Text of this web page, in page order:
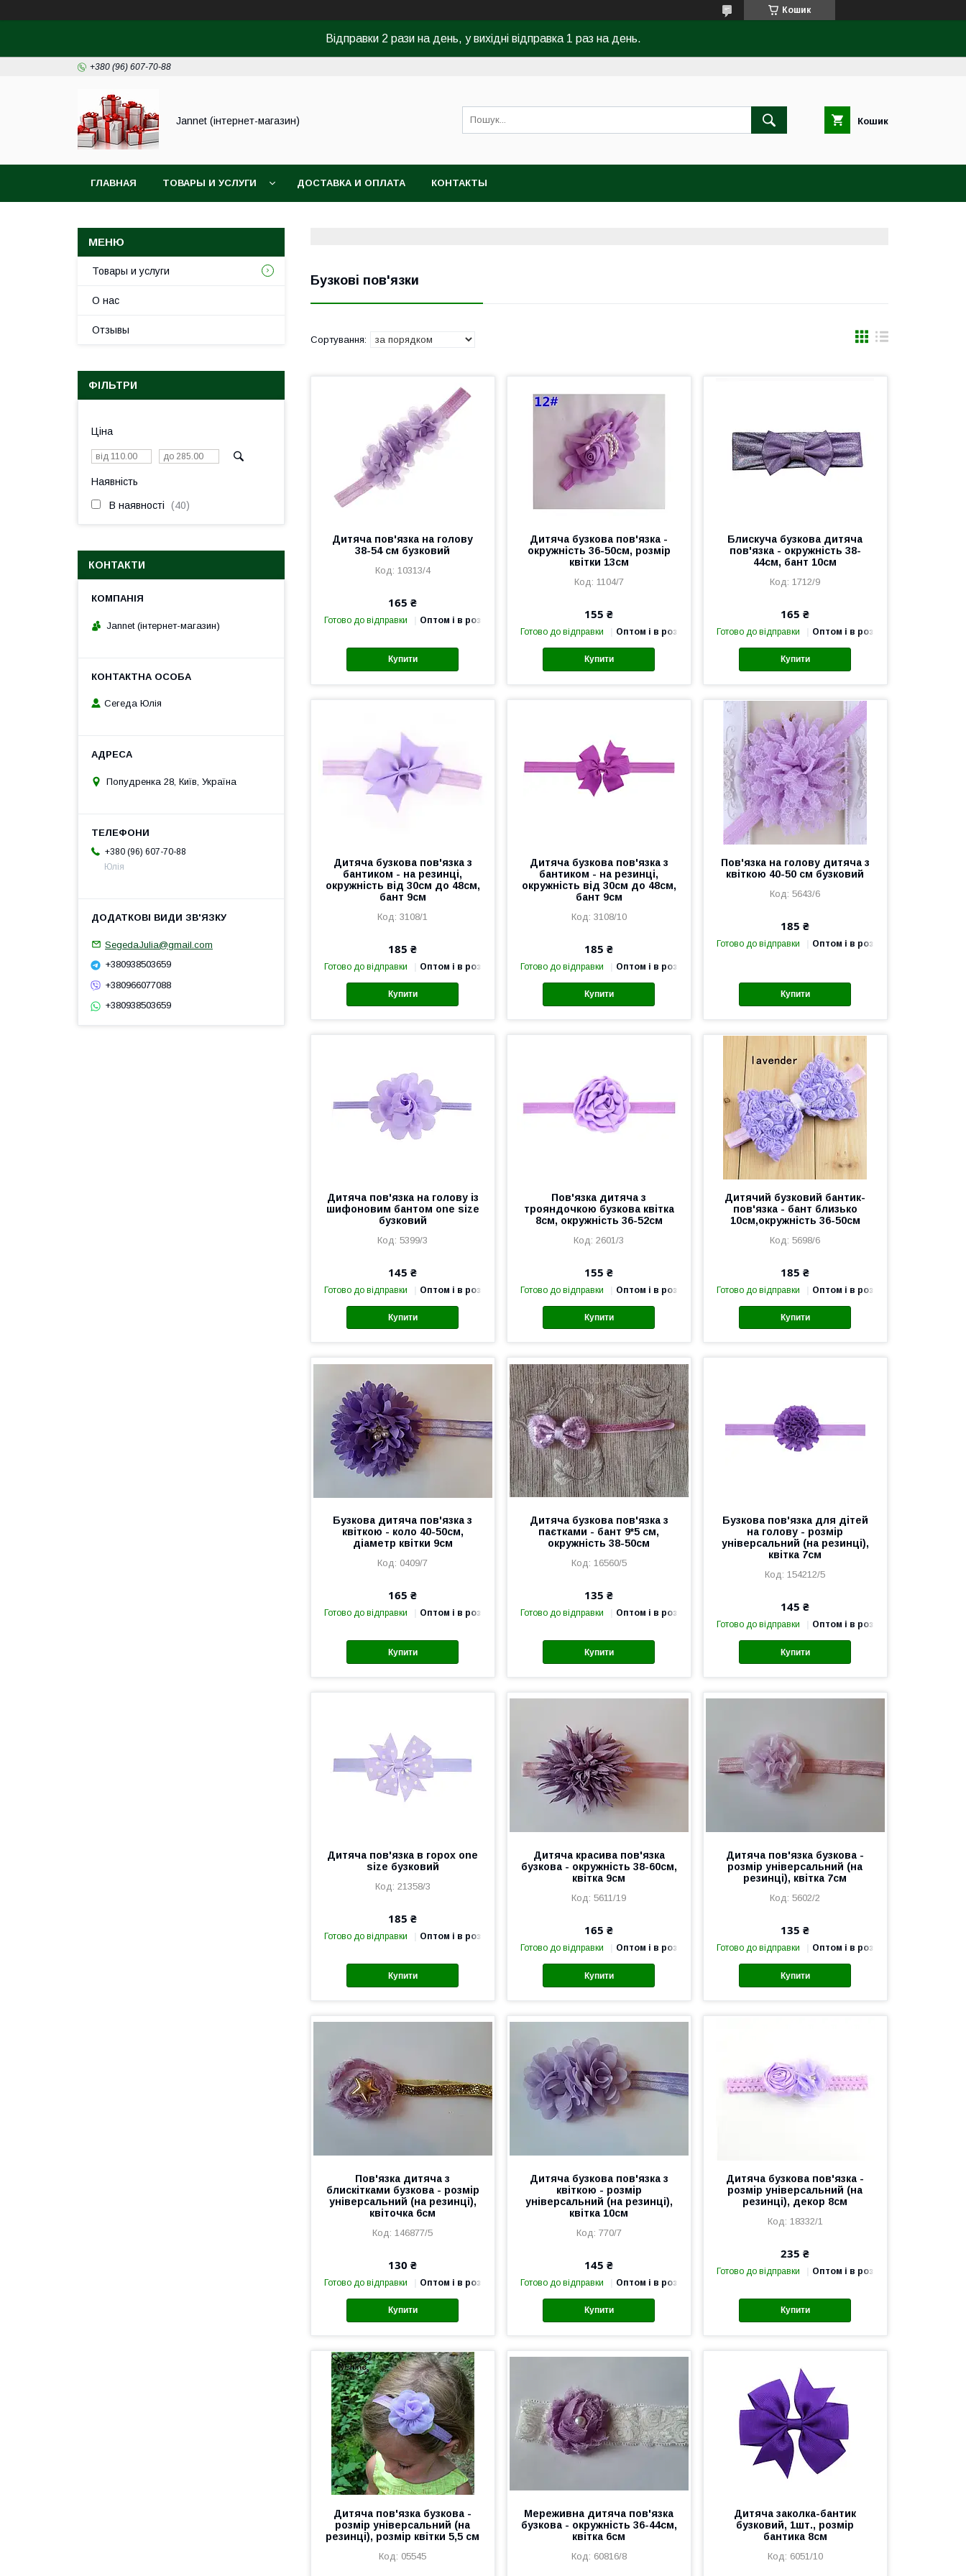
Кошик
Відправки 2 рази на день, у вихідні відправка 1 раз на день.
+380 (96) 607-70-88
Jannet (інтернет-магазин) Кошик
ГЛАВНАЯ ТОВАРЫ И УСЛУГИ ДОСТАВКА И ОПЛАТА КОНТАКТЫ
Бузкові пов'язки
Дитяча пов'язка на голову
38-54 см бузковий
10313/4
165 ₴
Готово до відправки Оптом і в роздріб
Купити
Дитяча бузкова пов'язка -
окружність 36-50см, розмір
квітки 13см
1104/7
155 ₴
Готово до відправки Оптом і в роздріб
Купити
Блискуча бузкова дитяча
пов'язка - окружність 38-
44см, бант 10см
1712/9
165 ₴
Готово до відправки Оптом і в роздріб
Купити
Дитяча бузкова пов'язка з
бантиком - на резинці,
окружність від 30см до 48см,
бант 9см
3108/1
185 ₴
Готово до відправки Оптом і в роздріб
Купити
Дитяча бузкова пов'язка з
бантиком - на резинці,
окружність від 30см до 48см,
бант 9см
3108/10
185 ₴
Готово до відправки Оптом і в роздріб
Купити
Пов'язка на голову дитяча з
квіткою 40-50 см бузковий
5643/6
185 ₴
Готово до відправки Оптом і в роздріб
Купити
Дитяча пов'язка на голову із
шифоновим бантом one size
бузковий
5399/3
145 ₴
Готово до відправки Оптом і в роздріб
Купити
Пов'язка дитяча з
трояндочкою бузкова квітка
8см, окружність 36-52см
2601/3
155 ₴
Готово до відправки Оптом і в роздріб
Купити
Дитячий бузковий бантик-
пов'язка - бант близько
10см,окружність 36-50см
5698/6
185 ₴
Готово до відправки Оптом і в роздріб
Купити
Бузкова дитяча пов'язка з
квіткою - коло 40-50см,
діаметр квітки 9см
0409/7
165 ₴
Готово до відправки Оптом і в роздріб
Купити
Дитяча бузкова пов'язка з
паєтками - бант 9*5 см,
окружність 38-50см
16560/5
135 ₴
Готово до відправки Оптом і в роздріб
Купити
Бузкова пов'язка для дітей
на голову - розмір
універсальний (на резинці),
квітка 7см
154212/5
145 ₴
Готово до відправки Оптом і в роздріб
Купити
Дитяча пов'язка в горох one
size бузковий
21358/3
185 ₴
Готово до відправки Оптом і в роздріб
Купити
Дитяча красива пов'язка
бузкова - окружність 38-60см,
квітка 9см
5611/19
165 ₴
Готово до відправки Оптом і в роздріб
Купити
Дитяча пов'язка бузкова -
розмір універсальний (на
резинці), квітка 7см
5602/2
135 ₴
Готово до відправки Оптом і в роздріб
Купити
Пов'язка дитяча з
блискітками бузкова - розмір
універсальний (на резинці),
квіточка 6см
146877/5
130 ₴
Готово до відправки Оптом і в роздріб
Купити
Дитяча бузкова пов'язка з
квіткою - розмір
універсальний (на резинці),
квітка 10см
770/7
145 ₴
Готово до відправки Оптом і в роздріб
Купити
Дитяча бузкова пов'язка -
розмір універсальний (на
резинці), декор 8см
18332/1
235 ₴
Готово до відправки Оптом і в роздріб
Купити
Дитяча пов'язка бузкова -
розмір універсальний (на
резинці), розмір квітки 5,5 см
05545
Мереживна дитяча пов'язка
бузкова - окружність 36-44см,
квітка 6см
60816/8
Дитяча заколка-бантик
бузковий, 1шт., розмір
бантика 8см
6051/10
Товары и услуги
О нас
Отзывы
ФІЛЬТРИ
Ціна
Наявність
В наявності 40
КОНТАКТИ
Jannet (інтернет-магазин)
Сегеда Юлія
Попудренка 28, Київ, Україна
+380 (96) 607-70-88
Юлія
SegedaJulia@gmail.com
+380938503659
+380966077088
+380938503659